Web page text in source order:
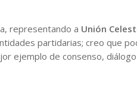
representando a Unión
partidarias; creo que
ejemplo de consenso,